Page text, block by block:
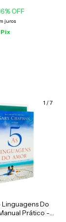
% OFF
juros
Pix
1 /7
Do
Prático -